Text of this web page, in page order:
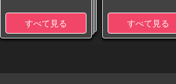
すべて見る すべて見る